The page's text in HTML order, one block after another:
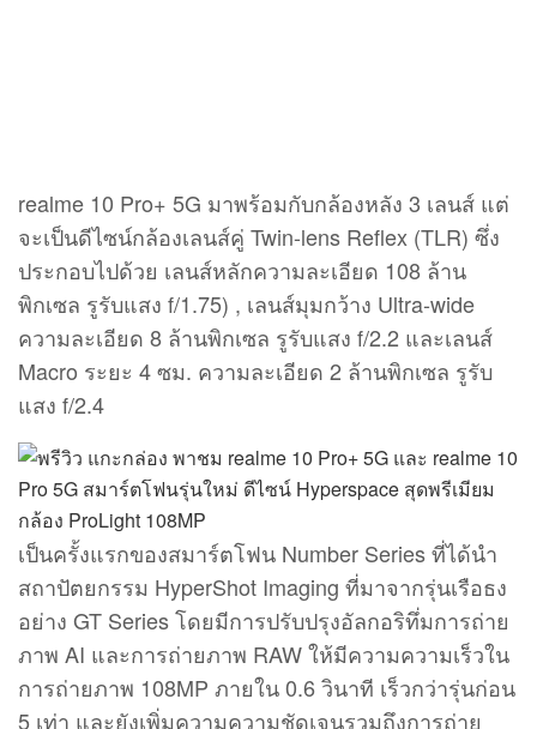
realme 10 Pro+ 5G มาพร้อมกับกล้องหลัง 3 เลนส์ แต่
จะเป็นดีไซน์กล้องเลนส์คู่ Twin-lens Reflex (TLR) ซึ่ง
ประกอบไปด้วย เลนส์หลักความละเอียด 108 ล้าน
พิกเซล รูรับแสง f/1.75) , เลนส์มุมกว้าง Ultra-wide
ความละเอียด 8 ล้านพิกเซล รูรับแสง f/2.2 และเลนส์
Macro ระยะ 4 ซม. ความละเอียด 2 ล้านพิกเซล รูรับ
แสง f/2.4
เป็นครั้งแรกของสมาร์ตโฟน Number Series ที่ได้นำ
สถาปัตยกรรม HyperShot Imaging ที่มาจากรุ่นเรือธง
อย่าง GT Series โดยมีการปรับปรุงอัลกอริทึ่มการถ่าย
ภาพ AI และการถ่ายภาพ RAW ให้มีความความเร็วใน
การถ่ายภาพ 108MP ภายใน 0.6 วินาที เร็วกว่ารุ่นก่อน
5 เท่า และยังเพิ่มความความชัดเจนรวมถึงการถ่าย